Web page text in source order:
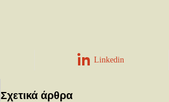
Linkedin
Σχετικά άρθρα